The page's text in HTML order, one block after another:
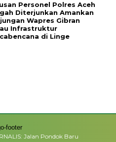
Personel Polres Aceh
Diterjunkan Amankan
Wapres Gibran
Infrastruktur
di Linge
Jalan Pondok Baru